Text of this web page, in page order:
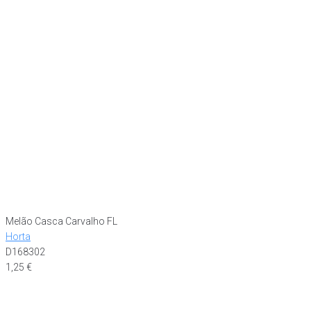
Melão Casca Carvalho FL
Horta
D168302
1,25 €